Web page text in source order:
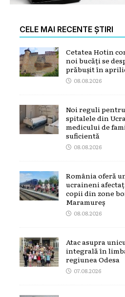
CELE MAI RECENTE ȘTIRI
Cetatea Hotin
noi bucăți se
prăbușit în
08.08.2026
Noi reguli
spitalele din
medicului de
suficientă
08.08.2026
România oferă
ucraineni
copii din zone
Maramureș
08.08.2026
Atac asupra
integrală în
regiunea Odesa
07.08.2026